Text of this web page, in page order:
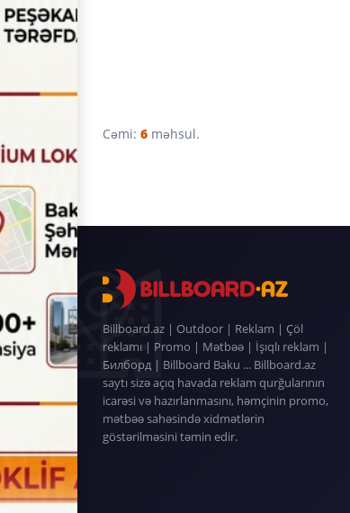
Cəmi: 6 məhsul.
Billboard.az | Outdoor | Reklam | Çöl
reklamı | Promo | Mətbəə | İşıqlı reklam |
Билборд | Billboard Baku ... Billboard.az
saytı sizə açıq havada reklam qurğularının
icarəsi və hazırlanmasını, həmçinin promo,
mətbəə sahəsində xidmətlərin
göstərilməsini təmin edir.